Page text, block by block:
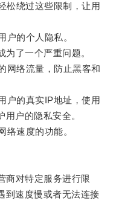
松绕过这些限制，让用
的个人隐私。
了一个严重问题。
络流量，防止黑客和
的真实IP地址，使用
户的隐私安全。
速度的功能。
对特定服务进行限
到速度慢或者无法连接